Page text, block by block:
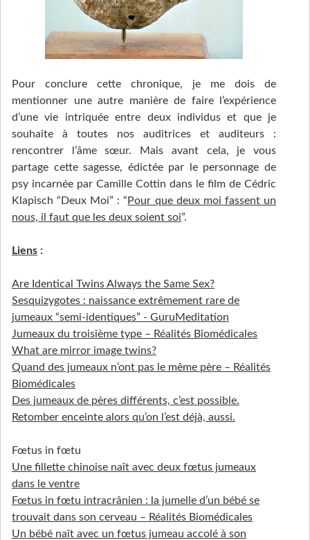
Pour conclure cette chronique, je me dois de
mentionner une autre manière de faire l’expérience
d’une vie intriquée entre deux individus et que je
souhaite à toutes nos auditrices et auditeurs :
rencontrer l’âme sœur. Mais avant cela, je vous
partage cette sagesse, édictée par le personnage de
psy incarnée par Camille Cottin dans le film de Cédric
Klapisch “Deux Moi” : “ Pour que deux moi fassent un
nous, il faut que les deux soient soi”.
Liens :
Are Identical Twins Always the Same Sex?
Sesquizygotes : naissance extrêmement rare de
jumeaux “semi-identiques” - GuruMeditation
Jumeaux du troisième type – Réalités Biomédicales
What are mirror image twins?
Quand des jumeaux n’ont pas le même père – Réalités
Biomédicales
Des jumeaux de pères différents, c’est possible.
Retomber enceinte alors qu’on l’est déjà, aussi.
Fœtus in fœtu
Une fillette chinoise naît avec deux fœtus jumeaux
dans le ventre
Fœtus in fœtu intracrânien : la jumelle d’un bébé se
trouvait dans son cerveau – Réalités Biomédicales
Un bébé naît avec un fœtus jumeau accolé à son